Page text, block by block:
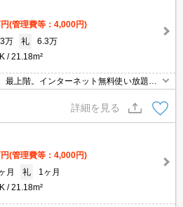
(管理費等：4,000円)
万 礼
6.3万
21.18m²
最上階。インターネット無料使い放題。
の角部屋。防犯シャッター。閑静な住宅
すい生活環境が整っています。TVインタ
詳細を見る
(管理費等：4,000円)
月 礼
1ヶ月
21.18m²